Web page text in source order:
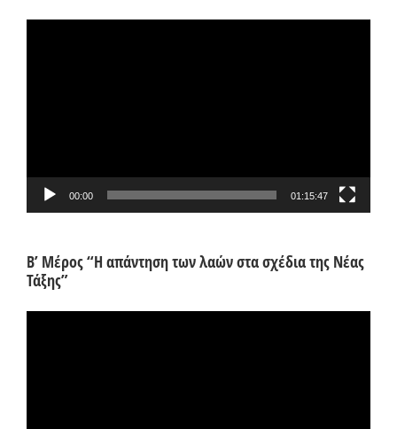
00:00 01:15:47
Β’ Μέρος “Η απάντηση των λαών στα σχέδια της Νέας
Τάξης”